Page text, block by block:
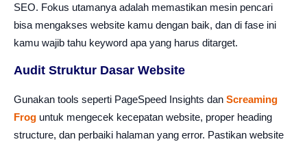
SEO. Fokus utamanya adalah memastikan mesin pencari
bisa mengakses website kamu dengan baik, dan di fase ini
kamu wajib tahu keyword apa yang harus ditarget.
Audit Struktur Dasar Website
Gunakan tools seperti PageSpeed Insights dan Screaming
Frog untuk mengecek kecepatan website, proper heading
structure, dan perbaiki halaman yang error. Pastikan website